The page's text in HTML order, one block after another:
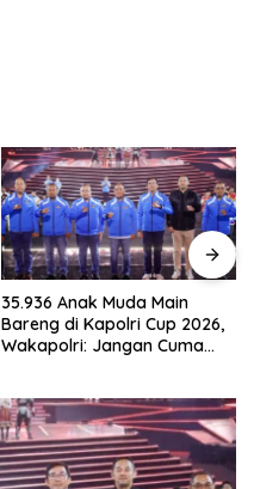
35.936 Anak Muda Main
Bareng di Kapolri Cup 2026,
Wakapolri: Jangan Cuma